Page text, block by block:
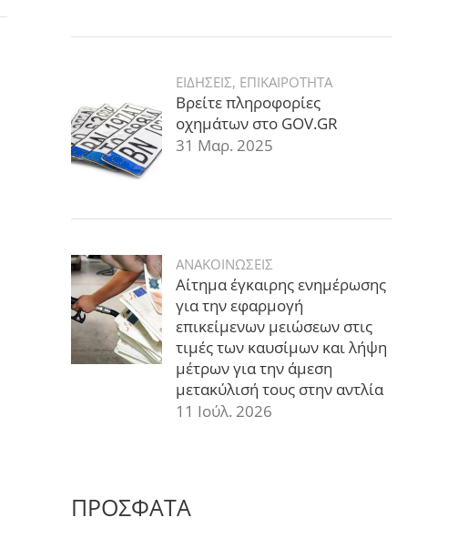
ΕΙΔΗΣΕΙΣ, ΕΠΙΚΑΙΡΟΤΗΤΑ
Βρείτε πληροφορίες
οχημάτων στο GOV.GR
31 Μαρ. 2025
ΑΝΑΚΟΙΝΩΣΕΙΣ
Αίτημα έγκαιρης ενημέρωσης
για την εφαρμογή
επικείμενων μειώσεων στις
τιμές των καυσίμων και λήψη
μέτρων για την άμεση
μετακύλισή τους στην αντλία
11 Ιούλ. 2026
ΠΡΟΣΦΑΤΑ